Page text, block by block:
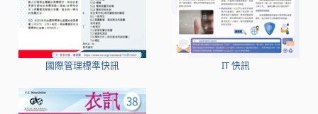
國際管理標準快訊 IT 快訊